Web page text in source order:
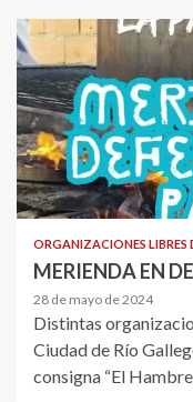
ORGANIZACIONES LIBRES
MERIENDA EN
28 de mayo de 2024
Distintas
Ciudad de Río
consigna “El Hambre